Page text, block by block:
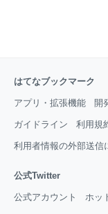
はてなブックマーク
アプリ・拡張機能 開
ガイドライン 利用規
利用者情報の外部送信
公式Twitter
公式アカウント ホッ